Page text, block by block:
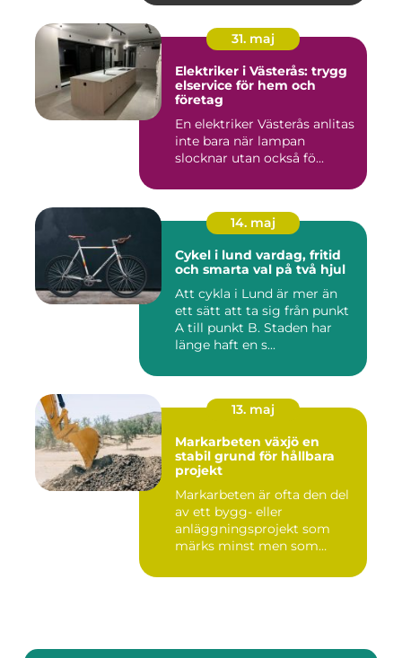
31. maj
Elektriker i Västerås: trygg
elservice för hem och
företag
En elektriker Västerås anlitas
inte bara när lampan
slocknar utan också fö...
14. maj
Cykel i lund vardag, fritid
och smarta val på två hjul
Att cykla i Lund är mer än
ett sätt att ta sig från punkt
A till punkt B. Staden har
länge haft en s...
13. maj
Markarbeten växjö en
stabil grund för hållbara
projekt
Markarbeten är ofta den del
av ett bygg- eller
anläggningsprojekt som
märks minst men som